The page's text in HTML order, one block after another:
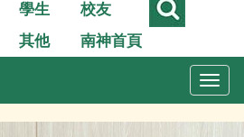
學生
校友
其他 南神首頁
T